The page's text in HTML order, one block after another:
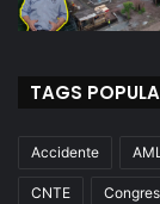
TAGS
Accidente
CNTE